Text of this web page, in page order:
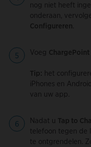
nog niet heeft
onderaan,
Configureren.
Voeg ChargePoint
Tip: het
iPhones en
van uw app.
Nadat u Tap to
telefoon tegen de
te ontgrendelen.